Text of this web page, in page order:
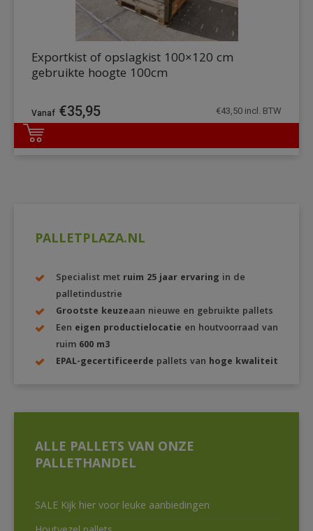
PALLETPLAZA.NL
Specialist met ruim 25 jaar ervaring in de
palletindustrie
Grootste keuzeaan nieuwe en gebruikte pallets
Een eigen productielocatie en houtvoorraad van
ruim 600 m3
EPAL-gecertificeerde pallets van hoge kwaliteit
ALLE PALLETS VAN ONZE
PALLETHANDEL
SALE Kijk hier voor leuke aanbiedingen
DETAILS
Exportkist of opslagkist 100×120 cm
gebruikte hoogte 100cm
€35,95 €43,50 incl. BTW